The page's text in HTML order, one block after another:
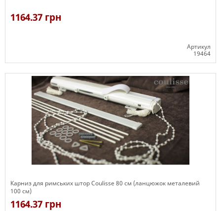
1164.37 грн
Артикул
19464
Карниз для римських штор Coulisse 80 см (ланцюжок металевий
100 см)
1164.37 грн